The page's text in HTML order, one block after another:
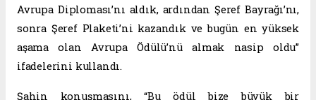
Avrupa Diploması’nı aldık, ardından Şeref Bayrağı’nı,
sonra Şeref Plaketi’ni kazandık ve bugün en yüksek
aşama olan Avrupa Ödülü’nü almak nasip oldu”
ifadelerini kullandı.
Şahin konuşmasını, “Bu ödül bize büyük bir